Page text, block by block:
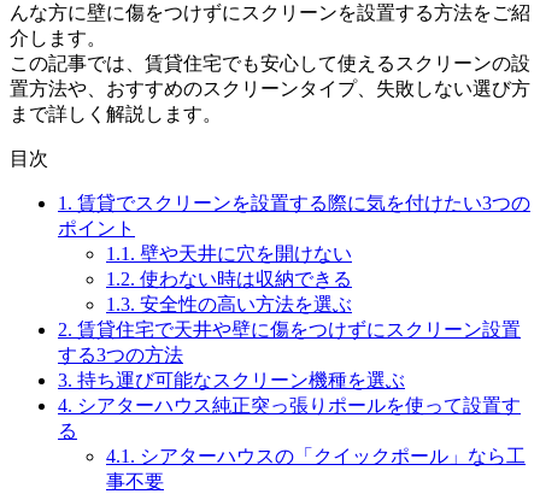
んな方に壁に傷をつけずにスクリーンを設置する方法をご紹
介します。
この記事では、賃貸住宅でも安心して使えるスクリーンの設
置方法や、おすすめのスクリーンタイプ、失敗しない選び方
まで詳しく解説します。
目次
1. 賃貸でスクリーンを設置する際に気を付けたい3つの
ポイント
1.1. 壁や天井に穴を開けない
1.2. 使わない時は収納できる
1.3. 安全性の高い方法を選ぶ
2. 賃貸住宅で天井や壁に傷をつけずにスクリーン設置
する3つの方法
3. 持ち運び可能なスクリーン機種を選ぶ
4. シアターハウス純正突っ張りポールを使って設置す
る
4.1. シアターハウスの「クイックポール」なら工
事不要